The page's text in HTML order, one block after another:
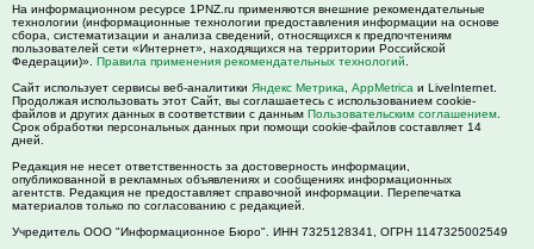
На информационном ресурсе 1PNZ.ru применяются внешние рекомендательные
технологии (информационные технологии предоставления информации на основе
сбора, систематизации и анализа сведений, относящихся к предпочтениям
пользователей сети «Интернет», находящихся на территории Российской
Федерации)». Правила применения рекомендательных технологий
Сайт использует сервисы веб-аналитики Яндекс Метрика AppMetrica и LiveInternet.
Продолжая использовать этот Сайт, вы соглашаетесь с использованием cookie-
файлов и других данных в соответствии с данным Пользовательским соглашением
Срок обработки персональных данных при помощи cookie-файлов составляет 14
дней.
Редакция не несет ответственность за достоверность информации,
опубликованной в рекламных объявлениях и сообщениях информационных
агентств. Редакция не предоставляет справочной информации. Перепечатка
материалов только по согласованию с редакцией.
Учредитель ООО "Информационное Бюро". ИНН 7325128341, ОГРН 1147325002549